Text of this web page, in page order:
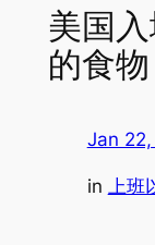
美国
的食物
Jan
in 上